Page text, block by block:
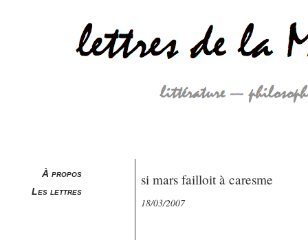
À propos
Les lettres
si mars failloit à caresme
18/03/2007